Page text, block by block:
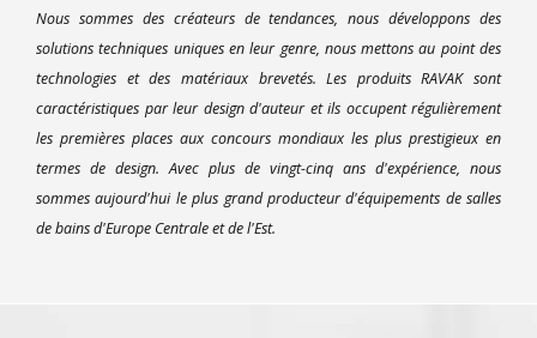
Nous sommes des créateurs de tendances, nous développons des
solutions techniques uniques en leur genre, nous mettons au point des
technologies et des matériaux brevetés. Les produits RAVAK sont
caractéristiques par leur design d'auteur et ils occupent régulièrement
les premières places aux concours mondiaux les plus prestigieux en
termes de design. Avec plus de vingt-cinq ans d'expérience, nous
sommes aujourd'hui le plus grand producteur d'équipements de salles
de bains d'Europe Centrale et de l'Est.